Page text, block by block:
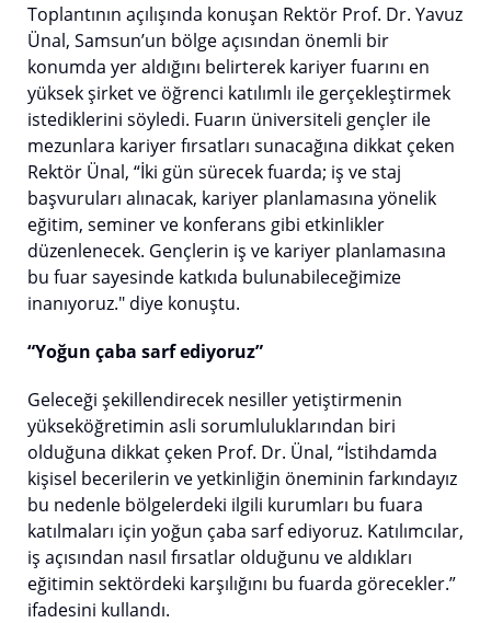
Toplantının açılışında konuşan Rektör Prof. Dr. Yavuz
Ünal, Samsun’un bölge açısından önemli bir
konumda yer aldığını belirterek kariyer fuarını en
yüksek şirket ve öğrenci katılımlı ile gerçekleştirmek
istediklerini söyledi. Fuarın üniversiteli gençler ile
mezunlara kariyer fırsatları sunacağına dikkat çeken
Rektör Ünal, “İki gün sürecek fuarda; iş ve staj
başvuruları alınacak, kariyer planlamasına yönelik
eğitim, seminer ve konferans gibi etkinlikler
düzenlenecek. Gençlerin iş ve kariyer planlamasına
bu fuar sayesinde katkıda bulunabileceğimize
inanıyoruz." diye konuştu.
“Yoğun çaba sarf ediyoruz”
Geleceği şekillendirecek nesiller yetiştirmenin
yükseköğretimin asli sorumluluklarından biri
olduğuna dikkat çeken Prof. Dr. Ünal, “İstihdamda
kişisel becerilerin ve yetkinliğin öneminin farkındayız
bu nedenle bölgelerdeki ilgili kurumları bu fuara
katılmaları için yoğun çaba sarf ediyoruz. Katılımcılar,
iş açısından nasıl fırsatlar olduğunu ve aldıkları
eğitimin sektördeki karşılığını bu fuarda görecekler.”
ifadesini kullandı.